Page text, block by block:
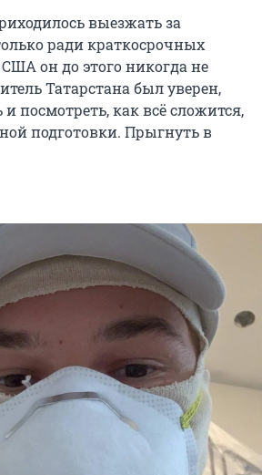
выезжать за
ради краткосрочных
он до этого никогда не
Татарстана был уверен,
и посмотреть, как всё сложится,
подготовки. Прыгнуть в